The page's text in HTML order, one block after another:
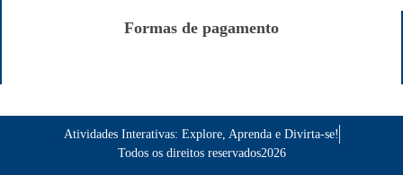
Formas de pagamento
Atividades Interativas: Explore, Aprenda e Divirta-se!
Todos os direitos reservados2026